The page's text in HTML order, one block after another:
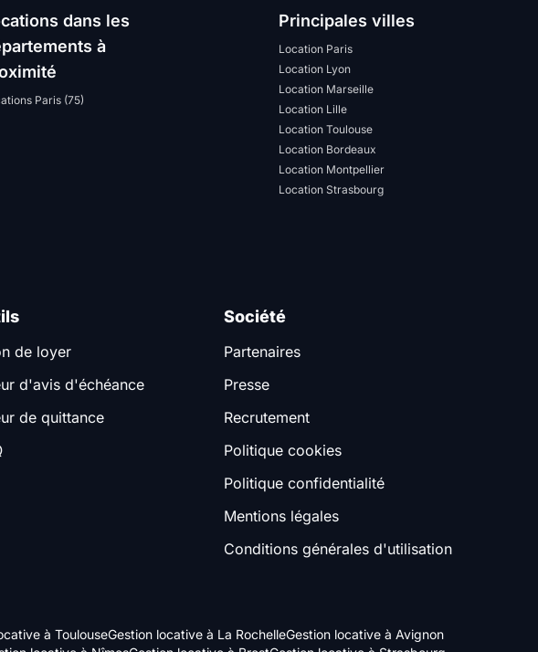
dans les
à
Paris (75)
Principales villes
Location Paris
Location Lyon
Location Marseille
Location Lille
Location Toulouse
Location Bordeaux
Location Montpellier
Location Strasbourg
de loyer
d'avis d'échéance
de quittance
Société
Partenaires
Presse
Recrutement
Politique cookies
Politique confidentialité
Mentions légales
Conditions générales d'utilisation
à ToulouseGestion locative à La RochelleGestion locative à Avignon